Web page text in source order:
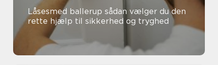
Låsesmed ballerup sådan vælger du den
rette hjælp til sikkerhed og tryghed